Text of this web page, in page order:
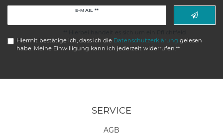
E-MAIL **
Hiermit bestätige ich, dass ich die Daten­schutz­erklärung gelesen
habe. Meine Einwilligung kann ich jederzeit widerrufen.**
SERVICE
AGB